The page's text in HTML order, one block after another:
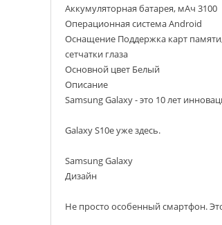
Аккумуляторная батарея, мАч 3100
Операционная система Android
Оснащение Поддержка карт
сетчатки глаза
Основной цвет Белый
Описание
Samsung Galaxy - это 10 лет
Galaxy S10e уже здесь.
Samsung Galaxy
Дизайн
Не просто особенный смартфон.